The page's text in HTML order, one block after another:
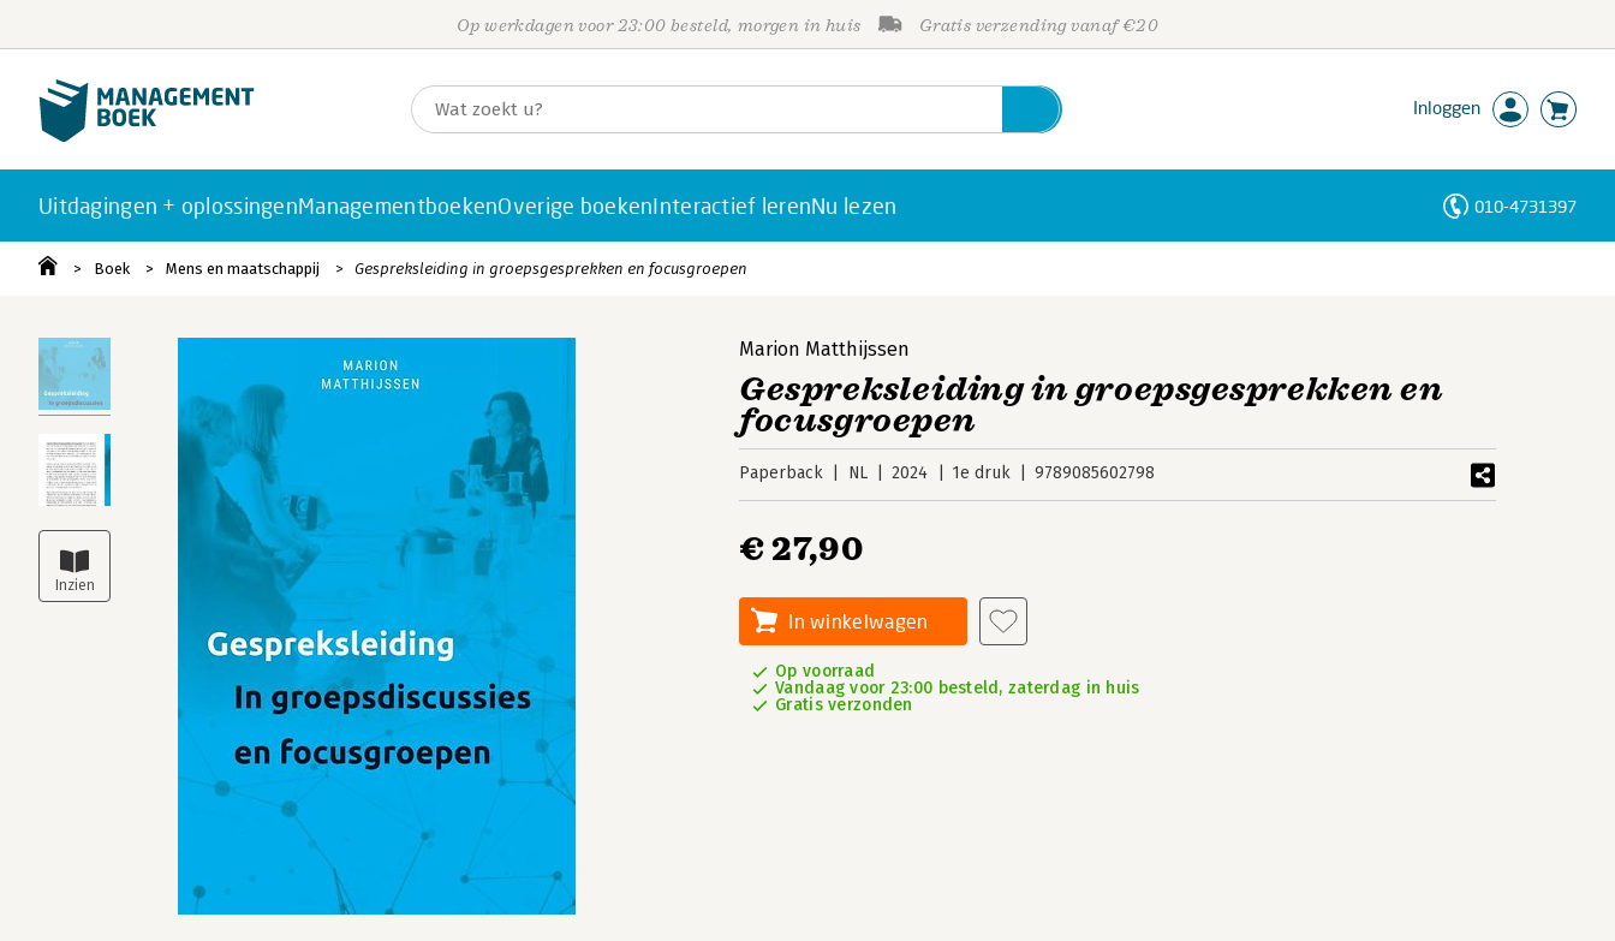
Op werkdagen voor 23:00 besteld, morgen in huis Gratis verzending vanaf €20
Inloggen
Uitdagingen + oplossingenManagementboekenOverige boekenInteractief lerenNu lezen 010-4731397
Boek Mens en maatschappij Gespreksleiding in groepsgesprekken en focusgroepen
Marion Matthijssen
Gespreksleiding in groepsgesprekken en
focusgroepen
Paperback NL 2024 1e druk 9789085602798
€ 27,90
In winkelwagen
Op voorraad
Vandaag voor 23:00 besteld, zaterdag in huis
Gratis verzonden
Personen